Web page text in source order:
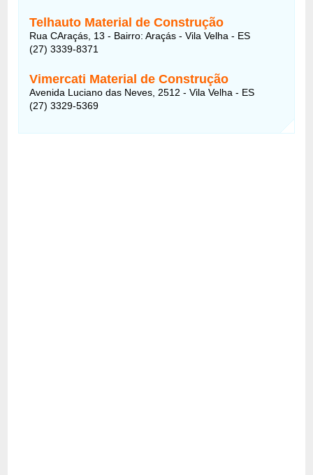
Telhauto Material de Construção
Rua CAraçás, 13 - Bairro: Araçás - Vila Velha - ES
(27) 3339-8371
Vimercati Material de Construção
Avenida Luciano das Neves, 2512 - Vila Velha - ES
(27) 3329-5369